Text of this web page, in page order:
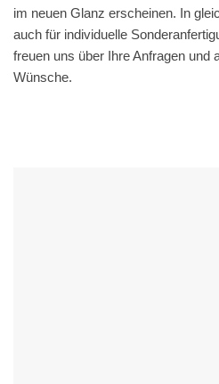
im neuen Glanz erscheinen. In
auch für individuelle
freuen uns über Ihre Anfragen und
Wünsche.